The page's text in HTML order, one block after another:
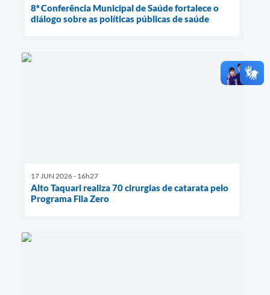
8ª Conferência Municipal de Saúde fortalece o
diálogo sobre as políticas públicas de saúde
17 JUN 2026 - 16h27
Alto Taquari realiza 70 cirurgias de catarata pelo
Programa Fila Zero